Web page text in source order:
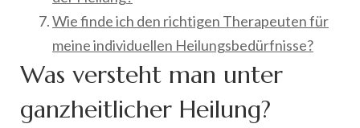
Wie finde ich den richtigen Therapeuten für
meine individuellen Heilungsbedürfnisse?
Was versteht man unter
ganzheitlicher Heilung?